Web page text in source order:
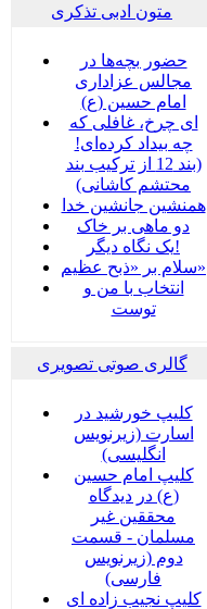
متون ادبی تذکری
حضور بچه‌‌‌ها در
مجالس عزاداری
امام حسین (ع)
ای چرخ، غافلی که
چه بیداد کرده‌ای!
(بند 12 از ترکیب بند
محتشم کاشانی)
همنشین جانشین خدا
دو ماهی بر خاک
یک نگاه دیگر!
سلام بر «ذبح عظیم»
انتخاب با من و
توست
گالری صوتی تصویری
کلیپ خورشید در
اسارت (زیرنویس
انگلیسی)
کلیپ امام حسین
(ع) در دیدگاه
محققین غیر
مسلمان - قسمت
دوم (زیرنویس
فارسی)
کلیپ نجیب زاده ای